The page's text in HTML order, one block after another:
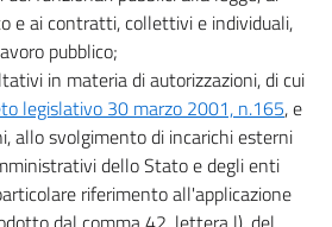
e ai contratti, collettivi e individuali,
pubblico;
in materia di autorizzazioni, di cui
legislativo 30 marzo 2001, n.165, e
allo svolgimento di incarichi esterni
dello Stato e degli enti
riferimento all'applicazione